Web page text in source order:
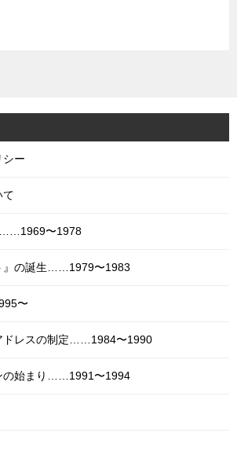
シー
て
……1969〜1978
』の誕生……1979〜1983
〜
ドレスの制定……1984〜1990
の始まり……1991〜1994